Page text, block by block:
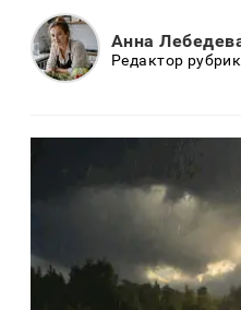
Анна
Редактор